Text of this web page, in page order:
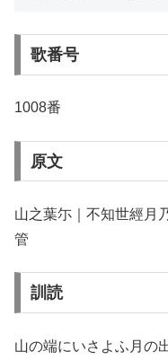
歌番号
1008番
原文
山之葉尓｜不知世經月
管
訓読
山の端にいさよふ月の